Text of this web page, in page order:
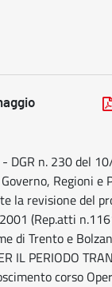
- DGR n. 230 del
Regioni e
la revisione del
(Rep.atti
di Trento e
IL PERIODO
corso